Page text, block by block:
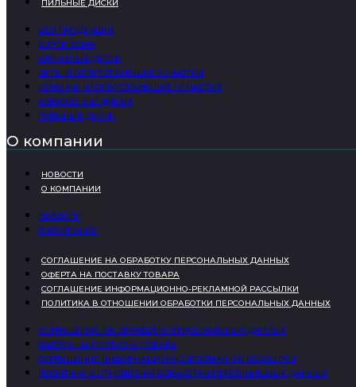
ПИЛЬНЫЕ ДИСКИ
ВСЯ ПРОДУКЦИЯ
SUPER SERIA
АЛМАЗНЫЕ ДИСКИ
БИТЫ И СОПУТСТВУЮЩИЕ ОСНАСТКИ
КОРОНКИ И СОПУТСТВУЮЩИЕ ОСНАСТКИ
АБРАЗИВНЫЕ ДИСКИ
ПИЛЬНЫЕ ДИСКИ
О компании
НОВОСТИ
О КОМПАНИИ
НОВОСТИ
О КОМПАНИИ
СОГЛАШЕНИЕ НА ОБРАБОТКУ ПЕРСОНАЛЬНЫХ ДАННЫХ
ОФЕРТА НА ПОСТАВКУ ТОВАРА
СОГЛАШЕНИЕ ИНФОРМАЦИОННО-РЕКЛАМНОЙ РАССЫЛКИ
ПОЛИТИКА В ОТНОШЕНИИ ОБРАБОТКИ ПЕРСОНАЛЬНЫХ ДАННЫХ
СОГЛАШЕНИЕ НА ОБРАБОТКУ ПЕРСОНАЛЬНЫХ ДАННЫХ
ОФЕРТА НА ПОСТАВКУ ТОВАРА
СОГЛАШЕНИЕ ИНФОРМАЦИОННО-РЕКЛАМНОЙ РАССЫЛКИ
ПОЛИТИКА В ОТНОШЕНИИ ОБРАБОТКИ ПЕРСОНАЛЬНЫХ ДАННЫХ